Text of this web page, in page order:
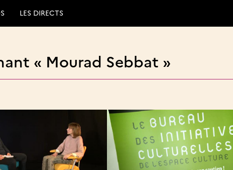
LES DIRECTS
« Mourad Sebbat »